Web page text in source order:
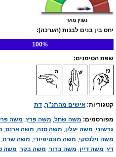
נפוץ מאד
יחס בין בנים לבנות (הערכה):
100%
שפת הסימנים:
קטגוריות: אישים מהתנ"ך, דת
מפורסמים: משה שחל, משה פרץ, משה
גרשוני, משה יעלון, משה סנה, משה ארנס,
משה וילנסקי, משה מונטיפיורי, משה שרת,
דץ, משה דיין, משה ברור, משה בקר, משה